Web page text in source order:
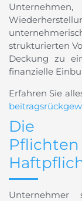
strukturierten
Deckung zu
finanzielle
Erfahren Sie
Die